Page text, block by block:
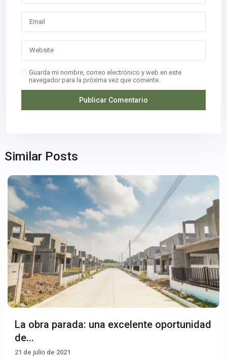
Guarda mi nombre, correo electrónico y web en este
navegador para la próxima vez que comente.
Similar Posts
La obra parada: una excelente oportunidad
de...
21 de julio de 2021